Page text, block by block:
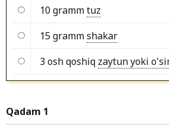
10 grammtuz
15 grammshakar
3 osh qoshiq zaytun yoki
Qadam 1